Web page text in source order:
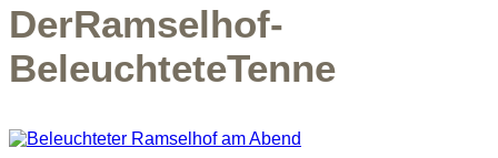
DerRamselhof-
BeleuchteteTenne